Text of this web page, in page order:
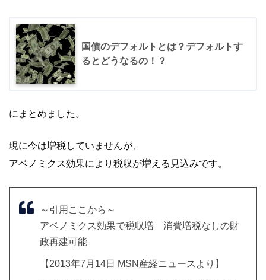
国債のデフォルトとは？デフォルトす
るとどうなるの！？
にまとめました。
現に今は増税していませんが、
アベノミクス効果により税収が増える見込みです。
～引用ここから～
アベノミクス効果で税収増 消費増税なしの財
政再建可能
【2013年7月14日 MSN産経ニュースより】